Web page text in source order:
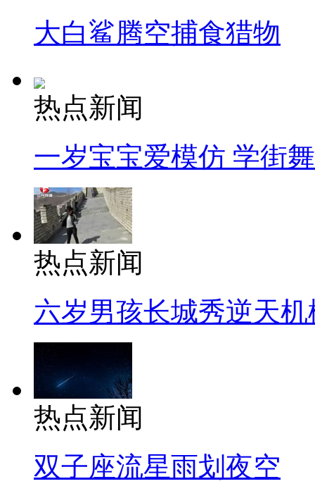
大白鲨腾空捕食猎物
热点新闻
一岁宝宝爱模仿 学街
热点新闻
六岁男孩长城秀逆天机
热点新闻
双子座流星雨划夜空